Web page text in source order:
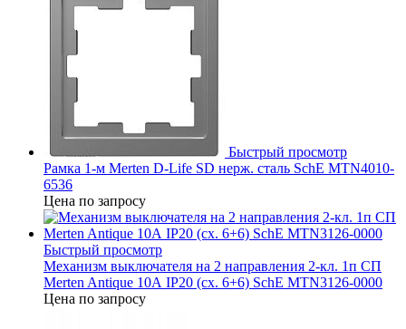
Быстрый просмотр
Рамка 1-м Merten D-Life SD нерж. сталь SchE MTN4010-
6536
Цена по запросу
Быстрый просмотр
Механизм выключателя на 2 направления 2-кл. 1п СП
Merten Antique 10А IP20 (сх. 6+6) SchE MTN3126-0000
Цена по запросу